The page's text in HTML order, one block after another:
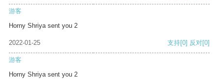
游客
Horny Shriya sent you 2
2022-01-25 支持[0] 反对[0]
游客
Horny Shriya sent you 2